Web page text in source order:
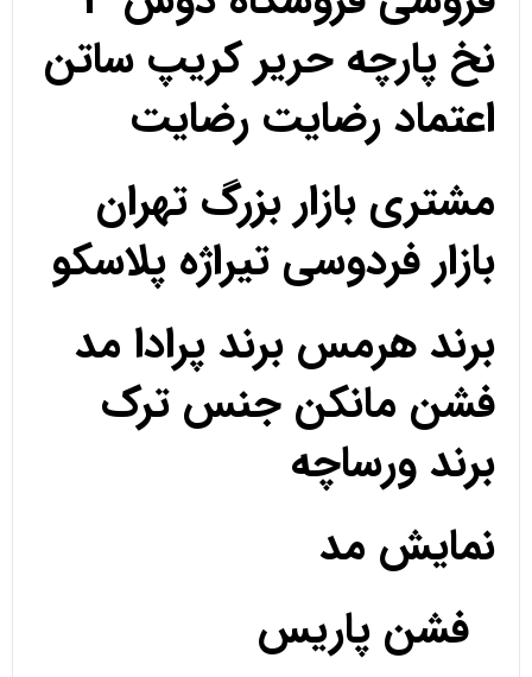
نخ پارچه حریر کریپ ساتن
اعتماد رضایت رضایت
مشتری بازار بزرگ تهران
بازار فردوسی تیراژه پلاسکو
برند هرمس برند پرادا مد
فشن مانکن جنس ترک
برند ورساچه
نمایش مد
فشن پاریس